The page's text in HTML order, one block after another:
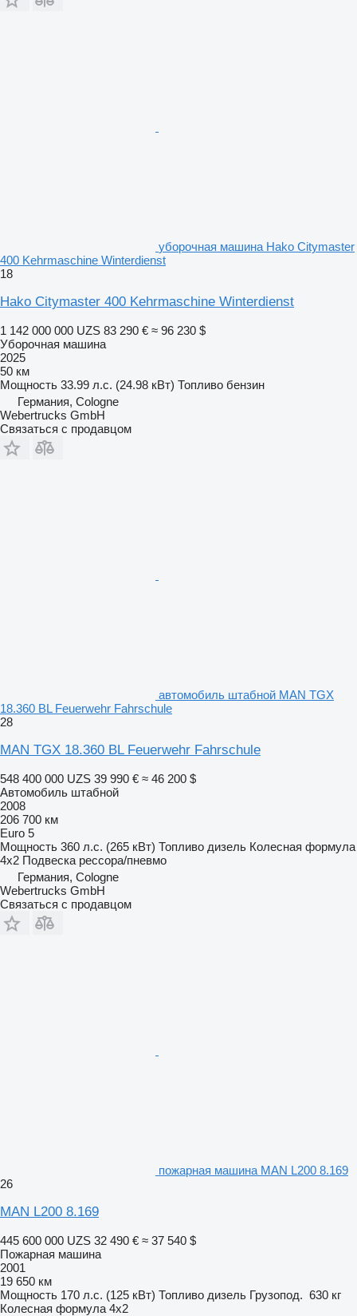
уборочная машина Hako Citymaster
400 Kehrmaschine Winterdienst
18
Hako Citymaster 400 Kehrmaschine Winterdienst
1 142 000 000 UZS 83 290 € ≈ 96 230 $
Уборочная машина
2025
50 км
Мощность 33.99 л.с. (24.98 кВт) Топливо бензин
Германия, Cologne
Webertrucks GmbH
Связаться с продавцом
автомобиль штабной MAN TGX
18.360 BL Feuerwehr Fahrschule
28
MAN TGX 18.360 BL Feuerwehr Fahrschule
548 400 000 UZS 39 990 € ≈ 46 200 $
Автомобиль штабной
2008
206 700 км
Euro 5
Мощность 360 л.с. (265 кВт) Топливо дизель Колесная формула
4x2 Подвеска рессора/пневмо
Германия, Cologne
Webertrucks GmbH
Связаться с продавцом
пожарная машина MAN L200 8.169
26
MAN L200 8.169
445 600 000 UZS 32 490 € ≈ 37 540 $
Пожарная машина
2001
19 650 км
Мощность 170 л.с. (125 кВт) Топливо дизель Грузопод. 630 кг
Колесная формула 4x2